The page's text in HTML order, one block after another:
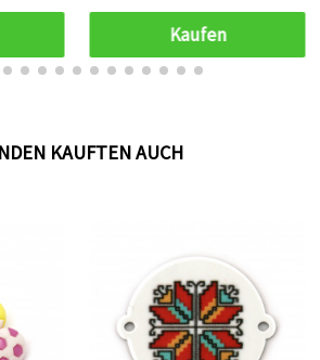
Kaufen
KAUFTEN AUCH